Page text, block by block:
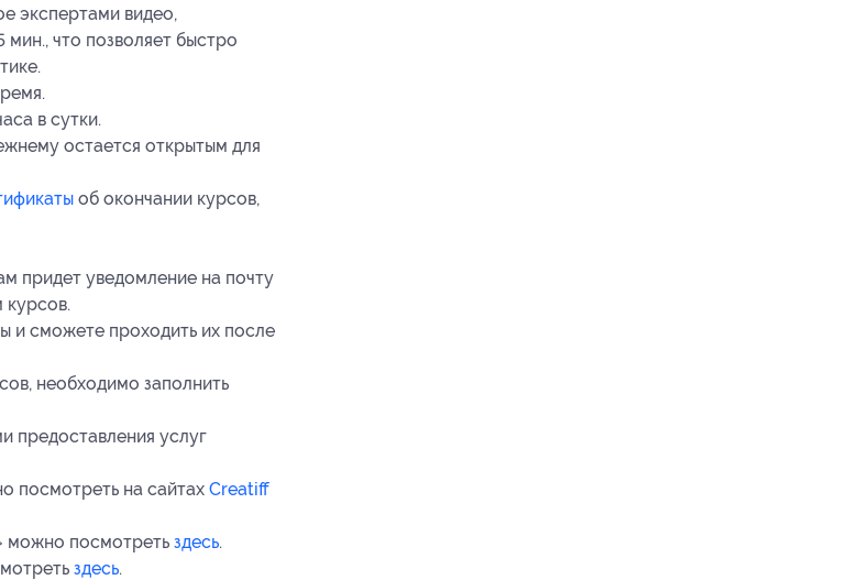
экспертами видео,
что позволяет быстро
в сутки.
остается открытым для
об окончании курсов,
придет уведомление на почту
курсов.
и сможете проходить их после
необходимо заполнить
предоставления услуг
посмотреть на сайтах Creatiff
можно посмотреть здесь.
здесь.